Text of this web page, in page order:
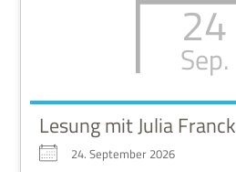
24
Sep.
Lesung mit Julia Franck
24. Sep­tem­ber 2026